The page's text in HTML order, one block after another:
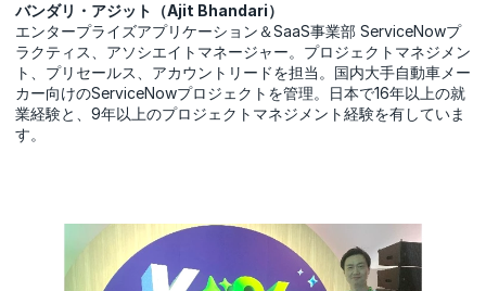
バンダリ・アジット（Ajit Bhandari）
エンタープライズアプリケーション＆SaaS事業部 ServiceNowプ
ラクティス、アソシエイトマネージャー。プロジェクトマネジメン
ト、プリセールス、アカウントリードを担当。国内大手自動車メー
カー向けのServiceNowプロジェクトを管理。日本で16年以上の就
業経験と、9年以上のプロジェクトマネジメント経験を有していま
す。